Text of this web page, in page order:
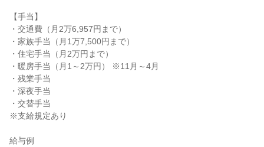
【手当】
・交通費（月2万6,957円まで）
・家族手当（月1万7,500円まで）
・住宅手当（月2万円まで）
・暖房手当（月1～2万円） ※11月～4月
・残業手当
・深夜手当
・交替手当
※支給規定あり
給与例